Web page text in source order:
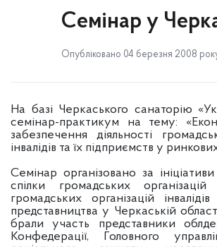
Семінар у
Опубліковано 04 березня 2008
На базі Черкаського санаторію
семінар-практикум на тему:
забезпечення діяльності
інвалідів та їх підприємств у
Семінар організовано за
спілки громадських організацій
громадських організацій
представництва у Черкаській
брали участь представники
Конфедерації, Головного